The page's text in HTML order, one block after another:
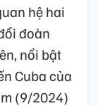
hệ hai
đoàn
nổi bật
Cuba của
(9/2024)